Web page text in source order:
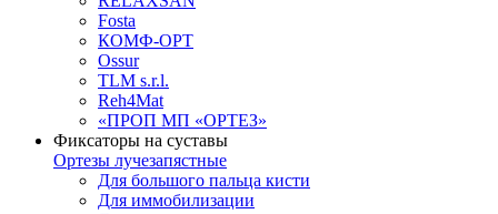
Fosta
КОМФ-ОРТ
Ossur
TLM s.r.l.
Reh4Mat
«ПРОП МП «ОРТЕЗ»
Фиксаторы на суставы
Ортезы лучезапястные
Для большого пальца кисти
Для иммобилизации